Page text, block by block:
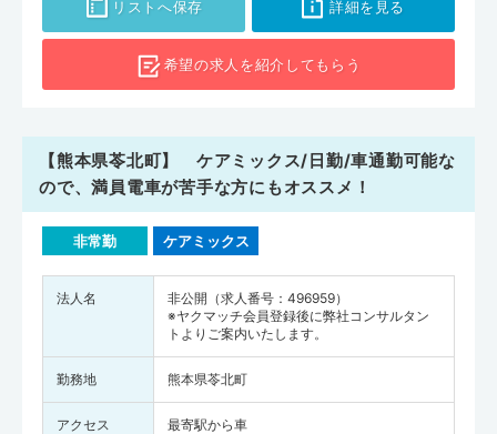
リストへ保存 詳細を見る
希望の求人を紹介してもらう
【熊本県苓北町】 ケアミックス/日勤/車通勤可能な
ので、満員電車が苦手な方にもオススメ！
非常勤 ケアミックス
法人名
非公開（求人番号：496959）
※ヤクマッチ会員登録後に弊社コンサルタン
トよりご案内いたします。
勤務地 熊本県苓北町
アクセス 最寄駅から車